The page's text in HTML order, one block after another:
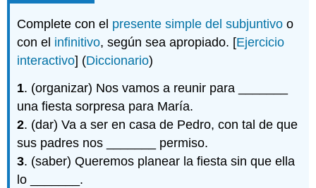
Complete con el presente simple del subjuntivo o
con el infinitivo, según sea apropiado. [Ejercicio
interactivo] (Diccionario)
1. (organizar) Nos vamos a reunir para _______
una fiesta sorpresa para María.
2. (dar) Va a ser en casa de Pedro, con tal de que
sus padres nos _______ permiso.
3. (saber) Queremos planear la fiesta sin que ella
lo _______.